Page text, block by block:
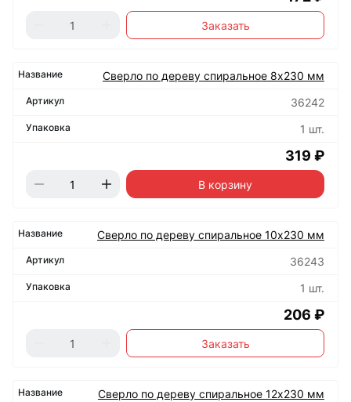
Заказать
Сверло по дереву спиральное 8х230 мм
36242
1 шт.
319 ₽
В корзину
Сверло по дереву спиральное 10х230 мм
36243
1 шт.
206 ₽
Заказать
Сверло по дереву спиральное 12х230 мм